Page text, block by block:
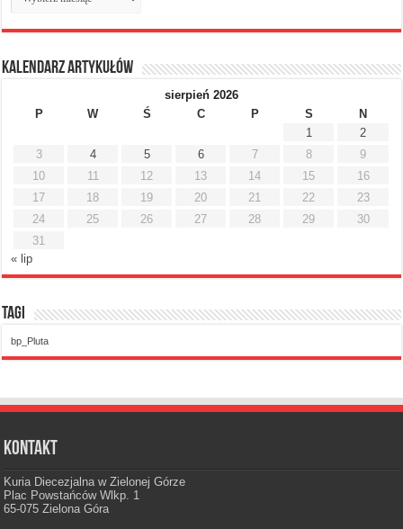
Kalendarz artykułów
sierpień 2026
P
W Ś C P S
N
1
2
3
4 5 6 7 8
9
10
11 12 13 14 15
16
17
18 19 20 21 22
23
24
25 26 27 28 29
30
31
« lip
Tagi
bp_Pluta
Kontakt
Kuria Diecezjalna w Zielonej Górze
Plac Powstańców Wlkp. 1
65-075 Zielona Góra